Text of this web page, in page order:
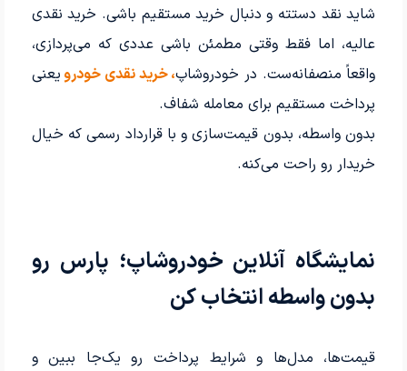
شاید نقد دستته و دنبال خرید مستقیم باشی. خرید نقدی
عالیه، اما فقط وقتی مطمئن باشی عددی که می‌پردازی،
واقعاً منصفانه‌ست. در خودروشاپ،خرید نقدی خودرویعنی
پرداخت مستقیم برای معامله شفاف.
بدون واسطه، بدون قیمت‌سازی و با قرارداد رسمی که خیال
خریدار رو راحت می‌کنه.
نمایشگاه آنلاین خودروشاپ؛ پارس رو
بدون واسطه انتخاب کن
قیمت‌ها، مدل‌ها و شرایط پرداخت رو یک‌جا ببین و